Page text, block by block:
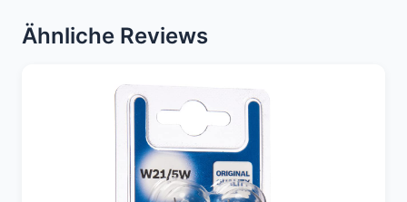
Ähnliche Reviews